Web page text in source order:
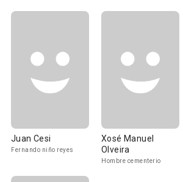
Juan Cesi
Fernando niño reyes
Xosé Manuel
Olveira
Hombre cementerio